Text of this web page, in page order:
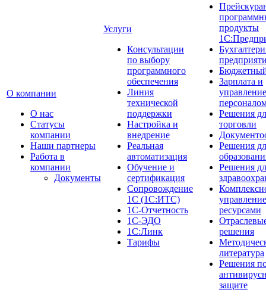
О компании
О нас
Cтатусы
компании
Наши партнеры
Работа в
компании
Документы
Услуги
Консультации
по выбору
программного
обеспечения
Линия
технической
поддержки
Настройка и
внедрение
Реальная
автоматизация
Обучение и
сертификация
Сопровождение
1С (1С:ИТС)
1С-Отчетность
1С-ЭДО
1С:Линк
Тарифы
продукты
Зарплата и
управление
Решения
торговли
Решения
Решения
управление
ресурсами
решения
литература
Решения
защите